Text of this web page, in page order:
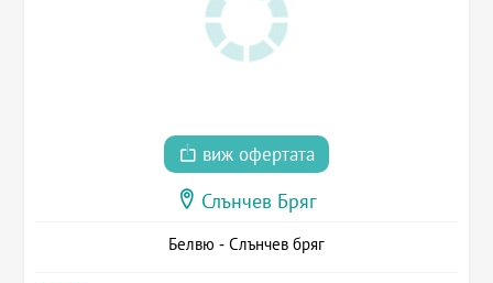
виж офертата
Слънчев Бряг
Белвю - Слънчев бряг